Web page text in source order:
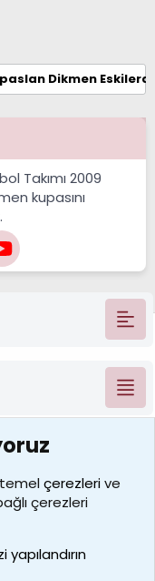
Dikmen
Takımı 2009
kupasını
temelçerezlerive
çerezleri